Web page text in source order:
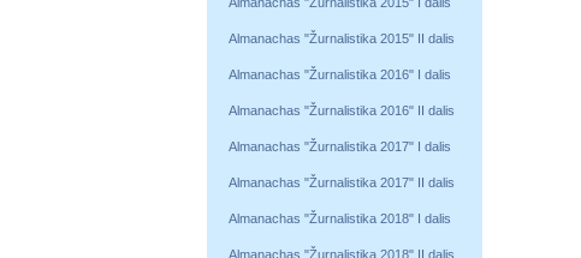
Almanachas "Žurnalistika 2015" II dalis
Almanachas "Žurnalistika 2016" I dalis
Almanachas "Žurnalistika 2016" II dalis
Almanachas "Žurnalistika 2017" I dalis
Almanachas "Žurnalistika 2017" II dalis
Almanachas "Žurnalistika 2018" I dalis
Almanachas "Žurnalistika 2018" II dalis